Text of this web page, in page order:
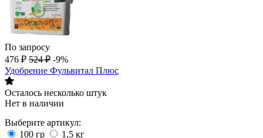
По запросу
476 ₽ 524 ₽ -9%
Удобрение Фульвитал Плюс
Осталось несколько штук
Нет в наличии
Выберите артикул:
100 гр
1,5 кг